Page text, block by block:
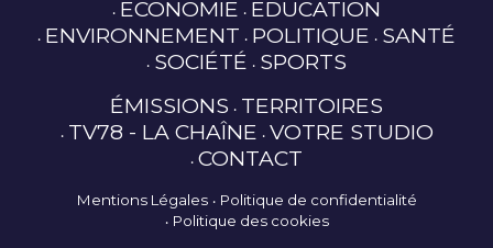
ECONOMIE EDUCATION
ENVIRONNEMENT POLITIQUE SANTÉ
SOCIÉTÉ SPORTS
ÉMISSIONS TERRITOIRES
TV78 - LA CHAÎNE VOTRE STUDIO
CONTACT
Mentions Légales
Politique de confidentialité
Politique des cookies